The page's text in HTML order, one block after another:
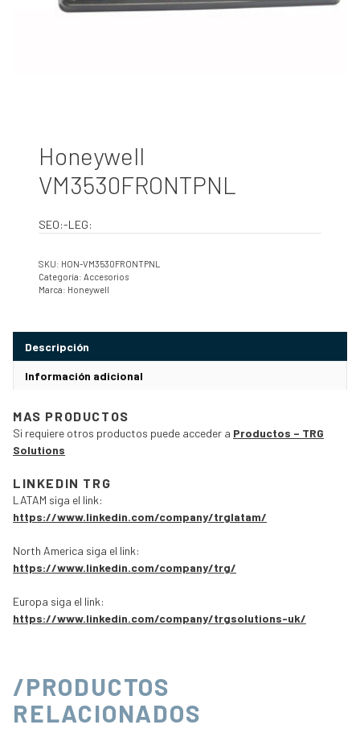
Honeywell
VM3530FRONTPNL
SEO:-LEG:
SKU: HON-VM3530FRONTPNL
Categoría: Accesorios
Marca: Honeywell
Descripción
Información adicional
MAS PRODUCTOS
Si requiere otros productos puede acceder a Productos – TRG
Solutions
LINKEDIN TRG
LATAM siga el link:
https://www.linkedin.com/company/trglatam/
North America siga el link:
https://www.linkedin.com/company/trg/
Europa siga el link:
https://www.linkedin.com/company/trgsolutions-uk/
/PRODUCTOS
RELACIONADOS